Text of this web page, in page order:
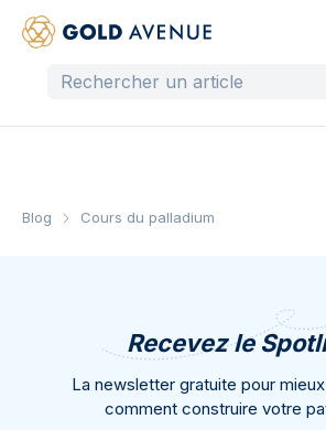
Blog Cours du palladium
Recevez le
La newsletter gratuite pour
comment construire votre